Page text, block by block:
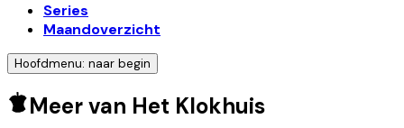
Series
Maandoverzicht
Hoofdmenu: naar begin
Meer van Het Klokhuis